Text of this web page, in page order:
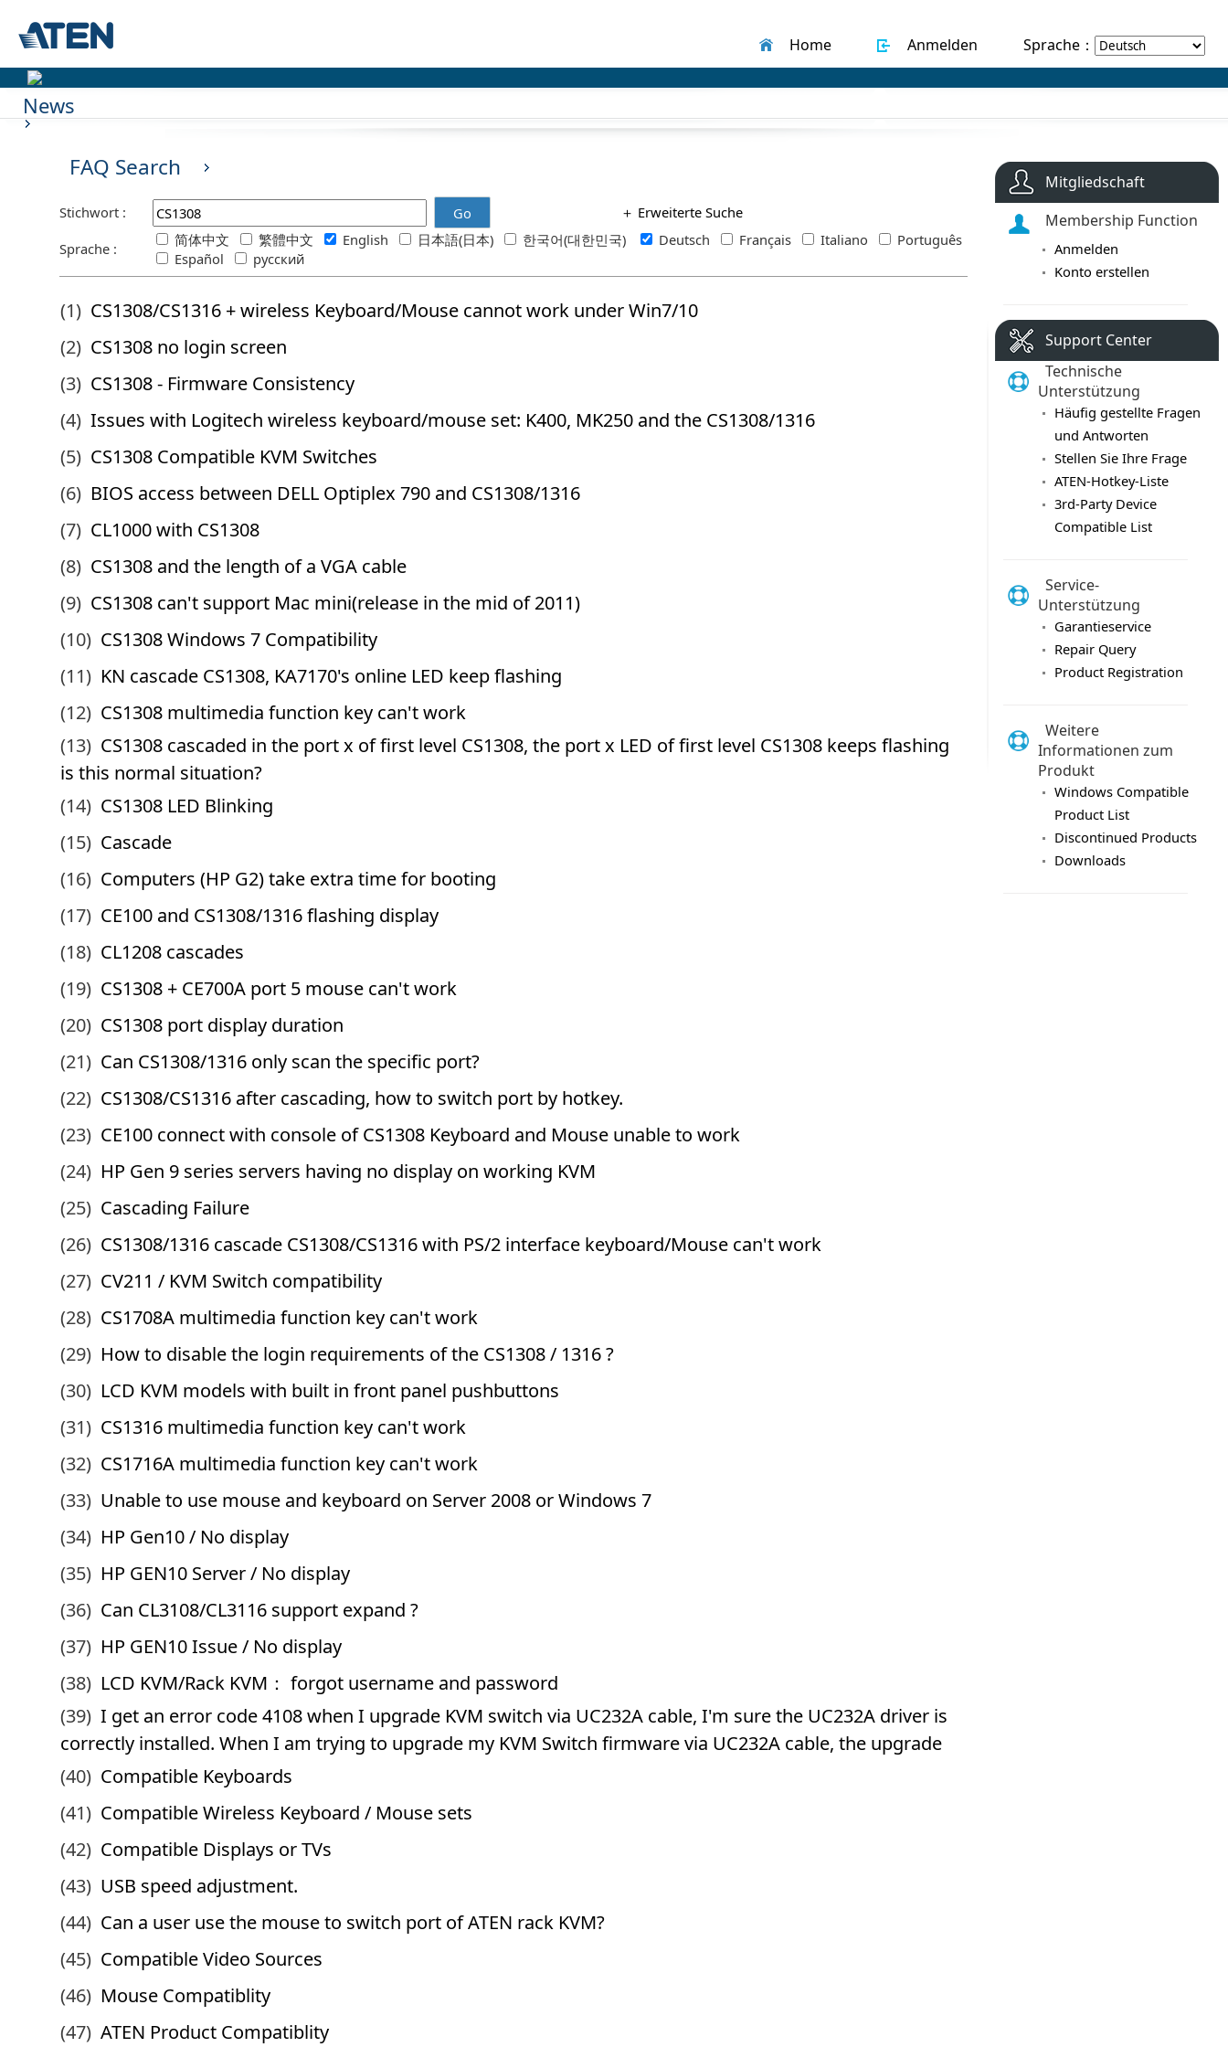
Home Anmelden Sprache：
News
FAQ Search
Stichwort : Go ＋ Erweiterte Suche
Sprache :
简体中文 繁體中文 English 日本語(日本) 한국어(대한민국) Deutsch Français Italiano
Português
Español
русский
Mitgliedschaft
Membership Function
Anmelden
Konto erstellen
Support Center
Technische
Unterstützung
Häufig gestellte Fragen
und Antworten
Stellen Sie Ihre Frage
ATEN-Hotkey-Liste
3rd-Party Device
Compatible List
Service-
Unterstützung
Garantieservice
Repair Query
Product Registration
Weitere
Informationen zum
Produkt
Windows Compatible
Product List
Discontinued Products
Downloads